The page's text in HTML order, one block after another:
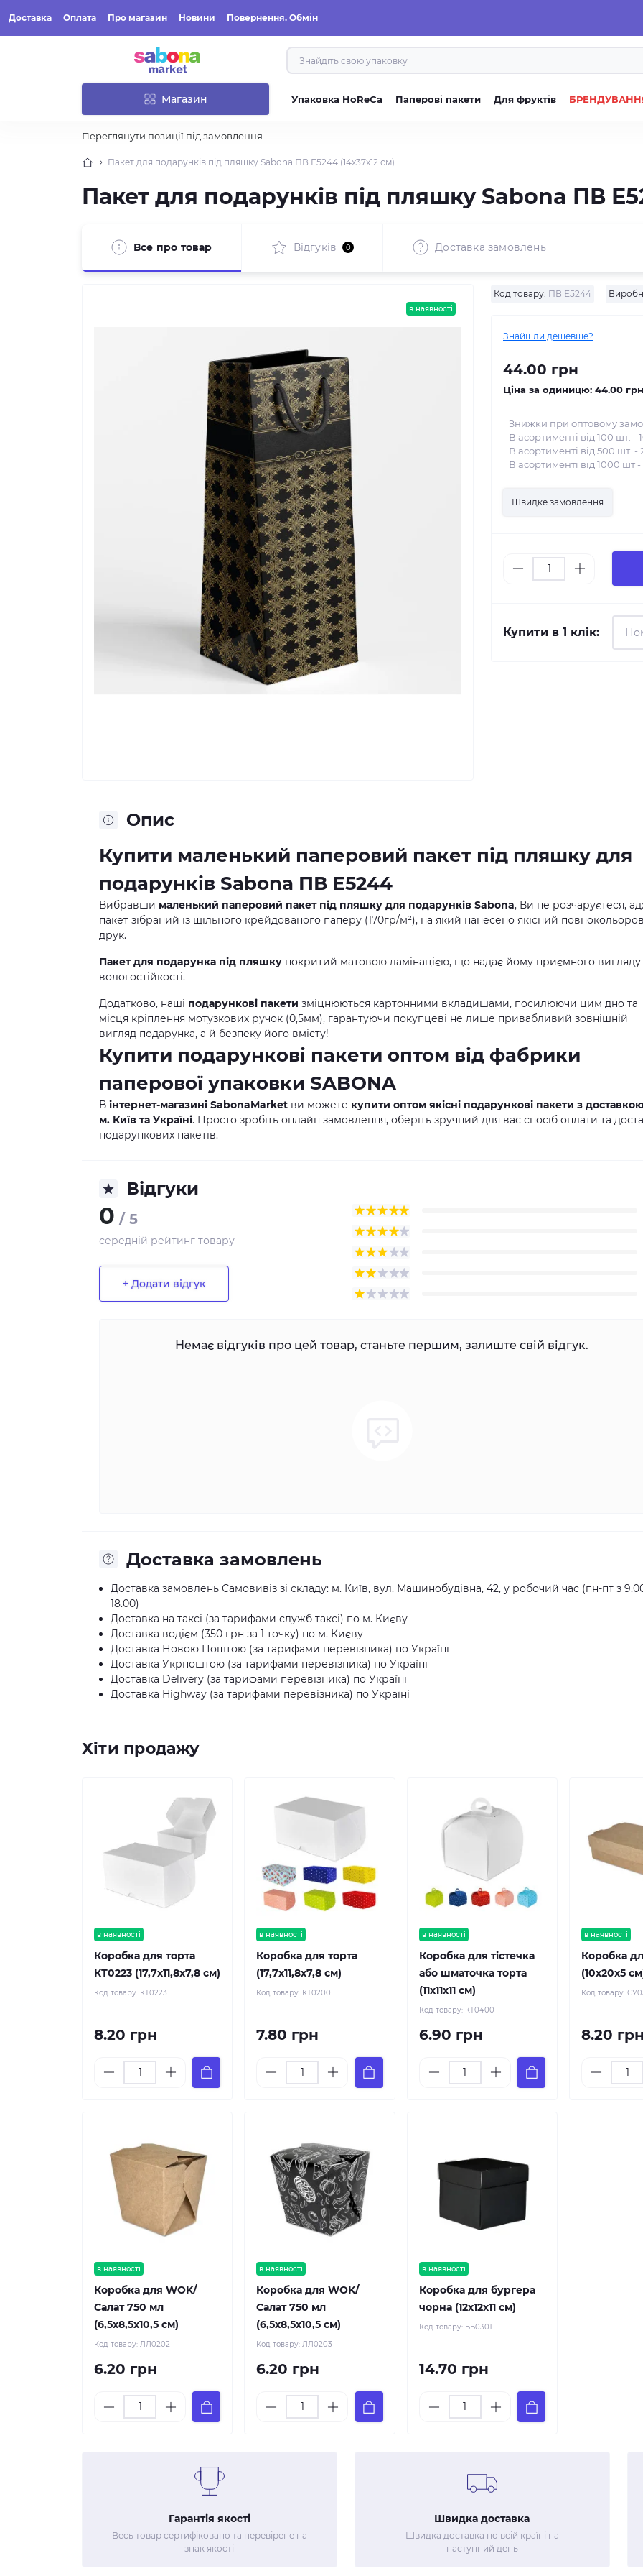
Доставка Оплата Про магазин Новини Повернення. Обмін
Магазин Упаковка HoReCa Паперові пакети Для фруктів
Переглянути позиції під замовлення
Пакет для подарунків під пляшку Sabona ПВ Е5244 (14x37x12 см)
Пакет для подарунків під пляшку Sabona ПВ
Все про товар Відгуків 0 Доставка замовлень
в наявності
Код товару: ПВ Е5244
Знайшли дешевше?
44.00 грн
Ціна за одиницю: 44.00 грн
Знижки при оптовому
В асортименті від 100 шт. -
В асортименті від 500 шт. -
В асортименті від 1000 шт -
Швидке замовлення
Купити в 1 клік:
Опис
Купити маленький паперовий пакет під пляшку для
подарунків Sabona ПВ Е5244
Вибравши маленький паперовий пакет під пляшку для подарунків Sabona, Ви не розчаруєтеся,
пакет зібраний із щільного крейдованого паперу (170гр/м²), на який нанесено якісний
друк.
Пакет для подарунка під пляшку покритий матовою ламінацією, що надає йому приємного вигляду
вологостійкості.
Додатково, наші подарункові пакети зміцнюються картонними вкладишами, посилюючи цим дно та
місця кріплення мотузкових ручок (0,5мм), гарантуючи покупцеві не лише привабливий зовнішній
вигляд подарунка, а й безпеку його вмісту!
Купити подарункові пакети оптом від фабрики
паперової упаковки SABONA
В інтернет-магазині SabonaMarket ви можете купити оптом якісні подарункові пакети з
м. Київ та Україні. Просто зробіть онлайн замовлення, оберіть зручний для вас спосіб оплати та
подарункових пакетів.
Відгуки
0 / 5
середній рейтинг товару
+ Додати відгук
Немає відгуків про цей товар, станьте першим, залиште свій відгук.
Доставка замовлень
Доставка замовлень Самовивіз зі складу: м. Київ, вул. Машинобудівна, 42, у робочий час (пн-пт з
18.00)
Доставка на таксі (за тарифами служб таксі) по м. Києву
Доставка водієм (350 грн за 1 точку) по м. Києву
Доставка Новою Поштою (за тарифами перевізника) по Україні
Доставка Укрпоштою (за тарифами перевізника) по Україні
Доставка Delivery (за тарифами перевізника) по Україні
Доставка Highway (за тарифами перевізника) по Україні
Хіти продажу
в наявності
Коробка для торта
КТ0223 (17,7х11,8х7,8 см)
Код товару: КТ0223
8.20 грн
в наявності
Коробка для торта
(17,7х11,8х7,8 см)
Код товару: КТ0200
7.80 грн
в наявності
Коробка для тістечка
або шматочка торта
(11х11х11 см)
Код товару: КТ0400
6.90 грн
в наявності
Коробка
(10х20х5
Код товару:
8.20 грн
в наявності
Коробка для WOK/
Салат 750 мл
(6,5х8,5х10,5 см)
Код товару: ЛЛ0202
6.20 грн
в наявності
Коробка для WOK/
Салат 750 мл
(6,5х8,5х10,5 см)
Код товару:ЛЛ0203
6.20 грн
в наявності
Коробка для бургера
чорна (12х12х11 см)
Код товару: ББ0301
14.70 грн
Гарантія якості
Весь товар сертифіковано та перевірене на
знак якості
Швидка доставка
Швидка доставка по всій країні на
наступний день